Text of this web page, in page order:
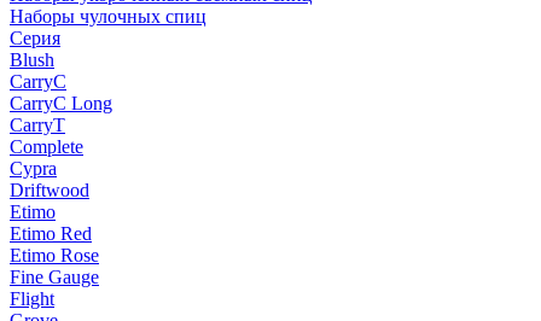
Наборы чулочных спиц
Серия
Blush
CarryC
CarryC Long
CarryT
Complete
Cypra
Driftwood
Etimo
Etimo Red
Etimo Rose
Fine Gauge
Flight